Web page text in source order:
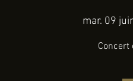
mar. 09